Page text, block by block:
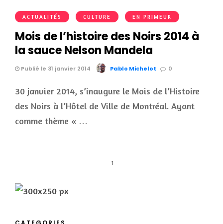
ACTUALITÉS CULTURE EN PRIMEUR
Mois de l’histoire des Noirs 2014 à
la sauce Nelson Mandela
Publié le 31 janvier 2014 Pablo Michelot 0
30 janvier 2014, s’inaugure le Mois de l’Histoire
des Noirs à l’Hôtel de Ville de Montréal. Ayant
comme thème « …
1